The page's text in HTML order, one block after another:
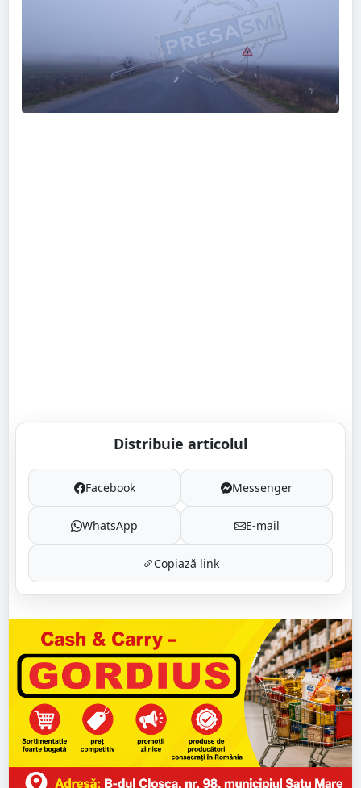
Distribuie articolul
Facebook Messenger
WhatsApp E-mail
Copiază link